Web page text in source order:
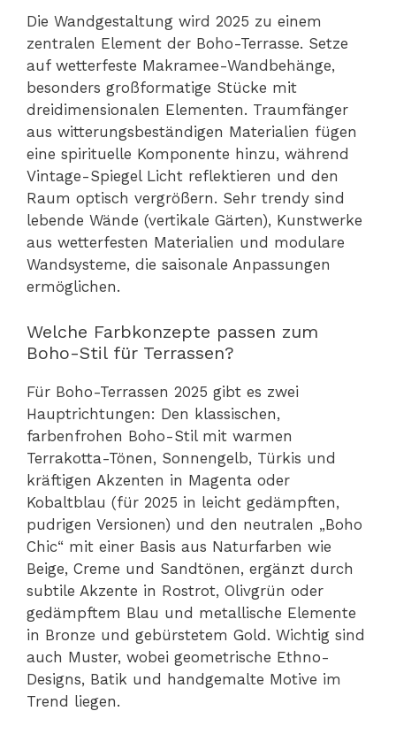
Die Wandgestaltung wird 2025 zu einem
zentralen Element der Boho-Terrasse. Setze
auf wetterfeste Makramee-Wandbehänge,
besonders großformatige Stücke mit
dreidimensionalen Elementen. Traumfänger
aus witterungsbeständigen Materialien fügen
eine spirituelle Komponente hinzu, während
Vintage-Spiegel Licht reflektieren und den
Raum optisch vergrößern. Sehr trendy sind
lebende Wände (vertikale Gärten), Kunstwerke
aus wetterfesten Materialien und modulare
Wandsysteme, die saisonale Anpassungen
ermöglichen.
Welche Farbkonzepte passen zum
Boho-Stil für Terrassen?
Für Boho-Terrassen 2025 gibt es zwei
Hauptrichtungen: Den klassischen,
farbenfrohen Boho-Stil mit warmen
Terrakotta-Tönen, Sonnengelb, Türkis und
kräftigen Akzenten in Magenta oder
Kobaltblau (für 2025 in leicht gedämpften,
pudrigen Versionen) und den neutralen „Boho
Chic“ mit einer Basis aus Naturfarben wie
Beige, Creme und Sandtönen, ergänzt durch
subtile Akzente in Rostrot, Olivgrün oder
gedämpftem Blau und metallische Elemente
in Bronze und gebürstetem Gold. Wichtig sind
auch Muster, wobei geometrische Ethno-
Designs, Batik und handgemalte Motive im
Trend liegen.